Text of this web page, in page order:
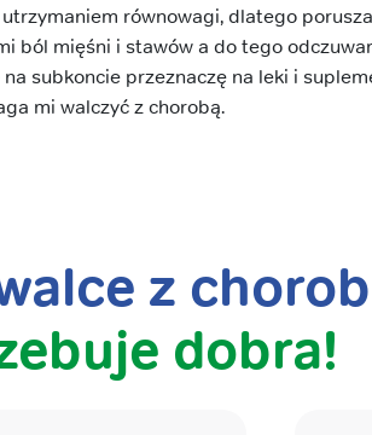
równowagi, dlatego
ból mięśni i stawów a do tego
subkoncie przeznaczę na leki i
mi walczyć z chorobą.
z
dobra!